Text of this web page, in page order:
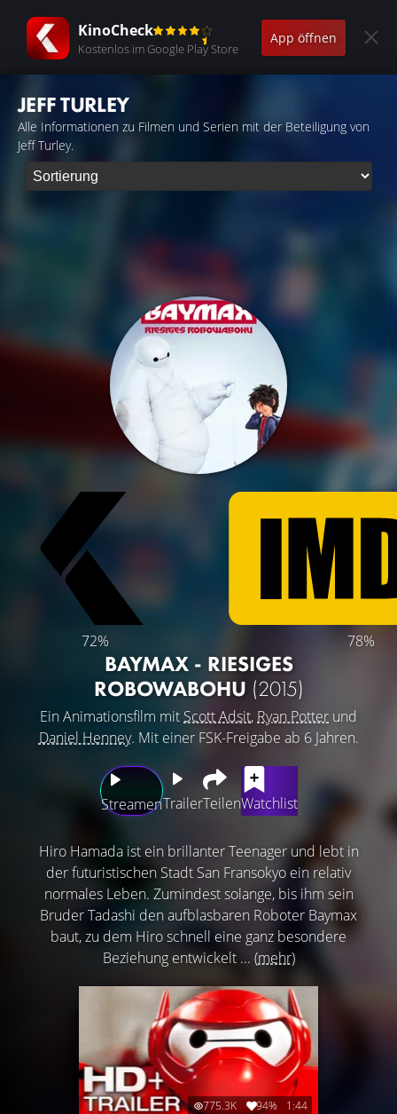
KinoCheck
Kostenlos im Google Play Store
App öffnen
JEFF TURLEY
Alle Informationen zu Filmen und Serien mit der Beteiligung von
Jeff Turley.
72% 78%
BAYMAX - RIESIGES
ROBOWABOHU (2015)
Ein Animationsfilm mit Scott Adsit, Ryan Potter und
Daniel Henney. Mit einer FSK-Freigabe ab 6 Jahren.
StreamenTrailerTeilenWatchlist
Hiro Hamada ist ein brillanter Teenager und lebt in
der futuristischen Stadt San Fransokyo ein relativ
normales Leben. Zumindest solange, bis ihm sein
Bruder Tadashi den aufblasbaren Roboter Baymax
baut, zu dem Hiro schnell eine ganz besondere
Beziehung entwickelt ... (mehr)
775.3K 94% 1:44